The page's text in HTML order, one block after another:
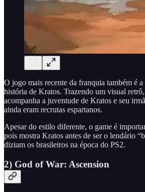
O jogo mais recente da franquia também é a
história de Kratos. Trazendo um visual
acompanha a juventude de Kratos e seu
ainda eram recrutas espartanos.
Apesar do estilo diferente, o game é
pois mostra Kratos antes de ser o lendário
diziam os brasileiros na época do PS2.
2) God of War: Ascension